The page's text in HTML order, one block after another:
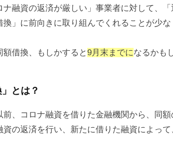
ナ融資の返済が厳しい」事業者に対して、
」に前向きに取り組んでくれることが少な
額借換、もしかすると9月末までになるかも
とは？
前、コロナ融資を借りた金融機関から、同
資の返済を行い、新たに借りた融資によっ